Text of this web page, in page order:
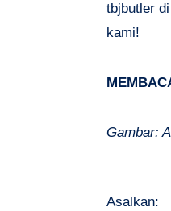
tbjbutler
kami!
Gambar:
Asalkan: